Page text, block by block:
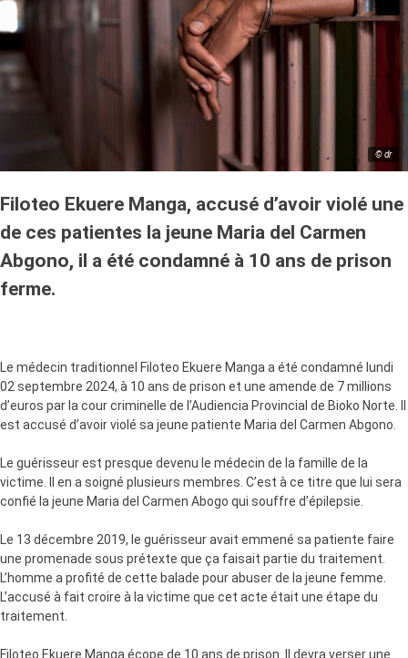
© dr
Filoteo Ekuere Manga, accusé d’avoir violé une
de ces patientes la jeune Maria del Carmen
Abgono, il a été condamné à 10 ans de prison
ferme.
Le médecin traditionnel Filoteo Ekuere Manga a été condamné lundi
02 septembre 2024, à 10 ans de prison et une amende de 7 millions
d’euros par la cour criminelle de l’Audiencia Provincial de Bioko Norte. Il
est accusé d’avoir violé sa jeune patiente Maria del Carmen Abgono.
Le guérisseur est presque devenu le médecin de la famille de la
victime. Il en a soigné plusieurs membres. C’est à ce titre que lui sera
confié la jeune Maria del Carmen Abogo qui souffre d’épilepsie.
Le 13 décembre 2019, le guérisseur avait emmené sa patiente faire
une promenade sous prétexte que ça faisait partie du traitement.
L’homme a profité de cette balade pour abuser de la jeune femme.
L’accusé à fait croire à la victime que cet acte était une étape du
traitement.
Filoteo Ekuere Manga écope de 10 ans de prison. Il devra verser une